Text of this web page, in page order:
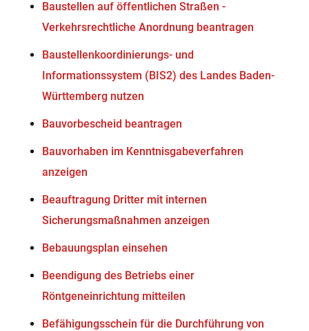
Baustellen auf öffentlichen Straßen -
Verkehrsrechtliche Anordnung beantragen
Baustellenkoordinierungs- und
Informationssystem (BIS2) des Landes Baden-
Württemberg nutzen
Bauvorbescheid beantragen
Bauvorhaben im Kenntnisgabeverfahren
anzeigen
Beauftragung Dritter mit internen
Sicherungsmaßnahmen anzeigen
Bebauungsplan einsehen
Beendigung des Betriebs einer
Röntgeneinrichtung mitteilen
Befähigungsschein für die Durchführung von